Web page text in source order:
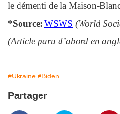
le démenti de la Maison-
*Source:WSWS (World
(Article paru d’abord en
#Ukraine #Biden
Partager